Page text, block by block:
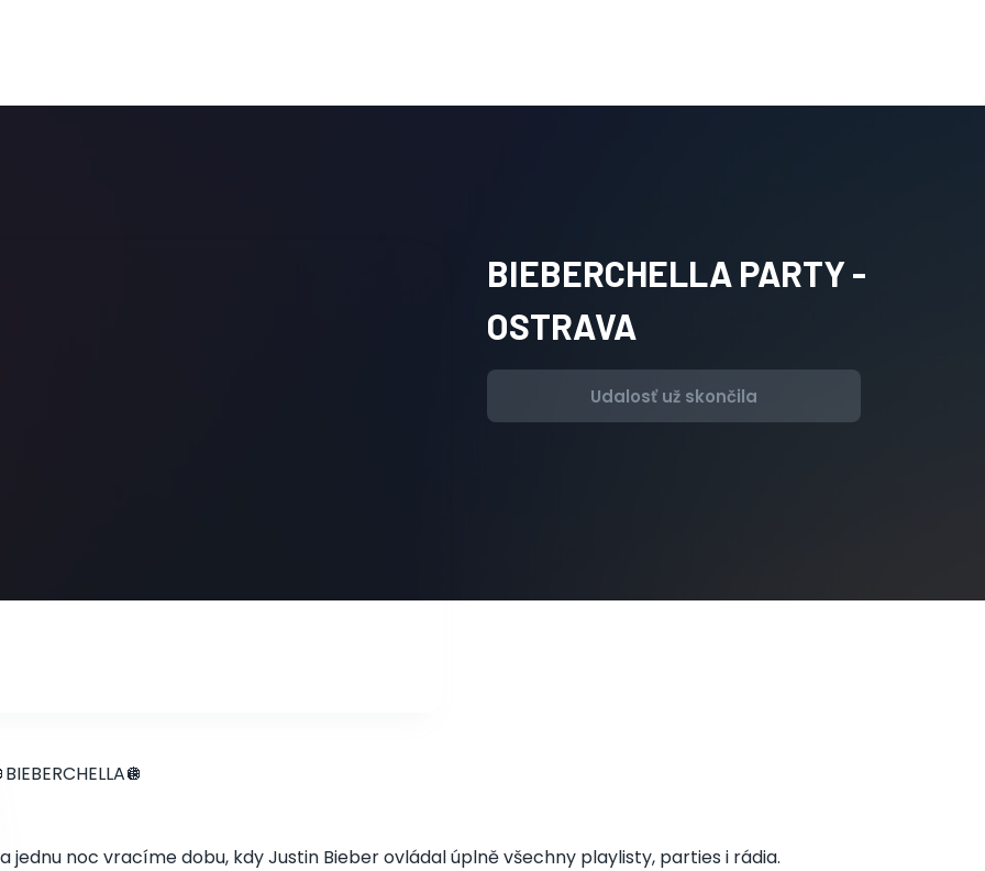
BIEBERCHELLA PARTY -
OSTRAVA
Udalosť už skončila
jednu noc vracíme dobu, kdy Justin Bieber ovládal úplně všechny playlisty, parties i rádia.